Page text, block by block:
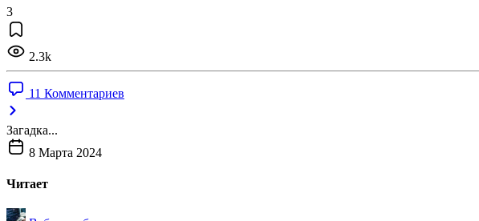
3
2.3k
11 Комментариев
Загадка...
8 Марта 2024
Читает